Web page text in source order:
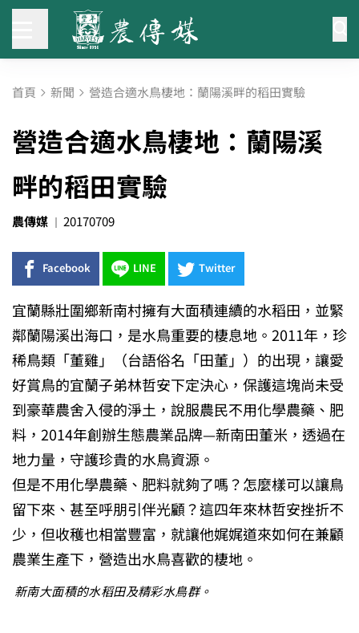
首頁 新聞 營造合適水鳥棲地：蘭陽溪畔的稻田實驗
營造合適水鳥棲地：蘭陽溪
畔的稻田實驗
農傳媒 20170709
Facebook LINE Twitter
宜蘭縣壯圍鄉新南村擁有大面積連續的水稻田，並緊
鄰蘭陽溪出海口，是水鳥重要的棲息地。2011年，珍
稀鳥類「董雞」（台語俗名「田董」）的出現，讓愛
好賞鳥的宜蘭子弟林哲安下定決心，保護這塊尚未受
到豪華農舍入侵的淨土，說服農民不用化學農藥、肥
料，2014年創辦生態農業品牌—新南田董米，透過在
地力量，守護珍貴的水鳥資源。
但是不用化學農藥、肥料就夠了嗎？怎麼樣可以讓鳥
留下來、甚至呼朋引伴光顧？這四年來林哲安挫折不
少，但收穫也相當豐富，就讓他娓娓道來如何在兼顧
農業生產下，營造出水鳥喜歡的棲地。
新南大面積的水稻田及精彩水鳥群。